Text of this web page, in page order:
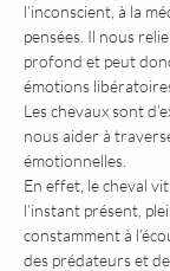
l’inconscient, à la
pensées. Il nous
profond et peut
émotions
Les chevaux sont
nous aider à
émotionnelles.
En effet, le cheval
l’instant présent,
constamment à
des prédateurs et